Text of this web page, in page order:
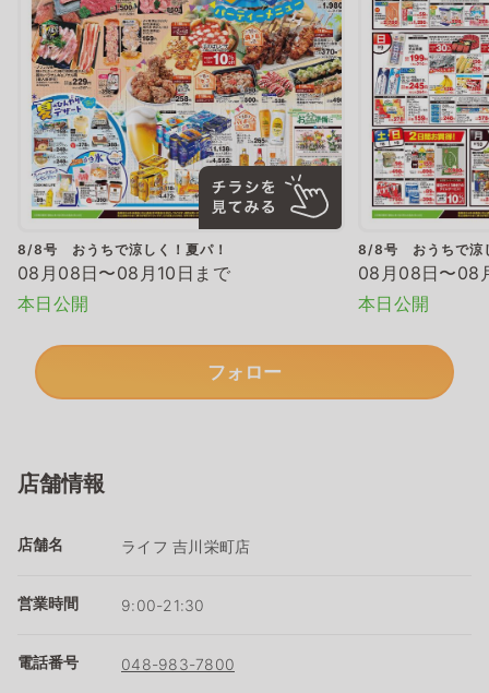
8/8号 おうちで涼しく！夏パ！
08月08日〜08月10日まで
本日公開
8/8号 おうちで涼
08月08日〜08
本日公開
フォロー
店舗情報
店舗名 ライフ 吉川栄町店
営業時間 9:00-21:30
電話番号 048-983-7800